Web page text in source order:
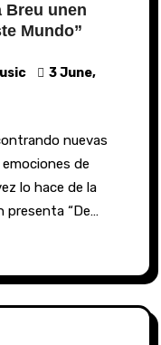
Breu unen
Mundo”
3 June,
de
lo hace de la
presenta “De…